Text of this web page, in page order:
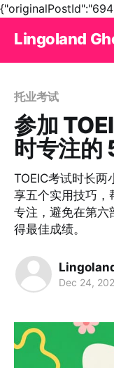
Lingoland
托业考试
参加
时专注的
TOEIC考试时长两
享五个实用技巧，
专注，避免在第六
得最佳成绩。
Dec 24,